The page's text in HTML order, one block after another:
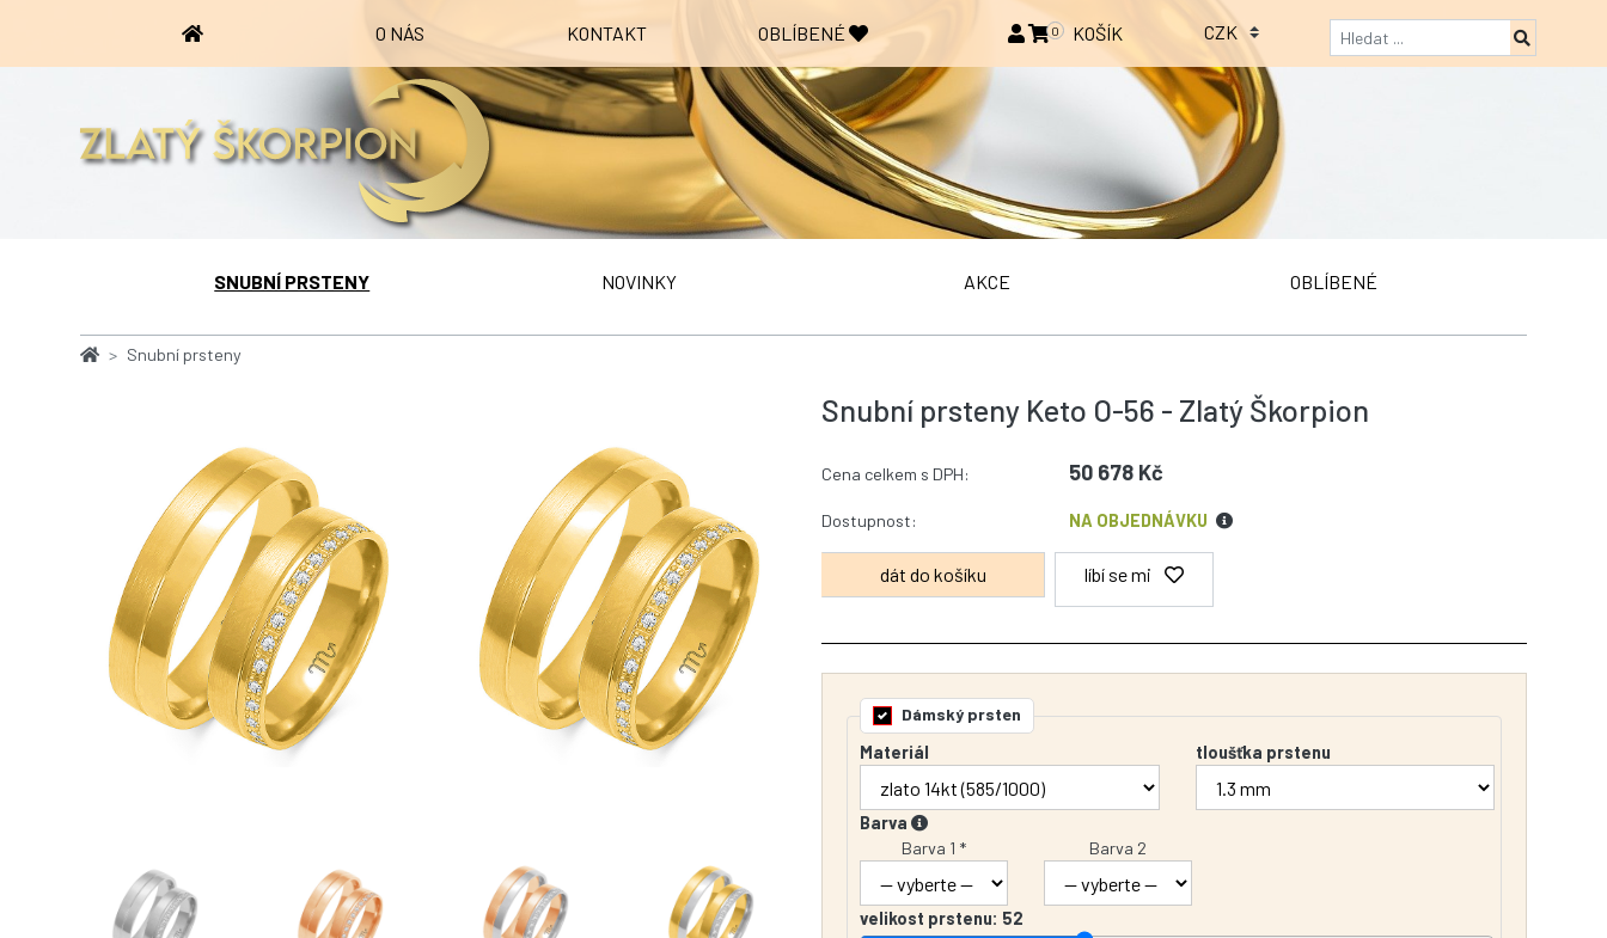
O NÁS KONTAKT OBLÍBENÉ 0 KOŠÍK
SNUBNÍ PRSTENY NOVINKY AKCE OBLÍBENÉ
Snubní prsteny
Snubní prsteny Keto O-56 - Zlatý Škorpion
Cena celkem s DPH: 50 678 Kč
Dostupnost: NA OBJEDNÁVKU
líbí se mi
Dámský prsten
Materiál
tloušťka prstenu
Barva
Barva 1 *
Barva 2
velikost prstenu: 52